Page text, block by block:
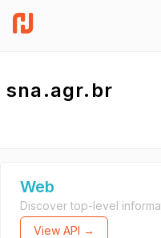
sna.agr.br
Web
Discover top-level
View API →